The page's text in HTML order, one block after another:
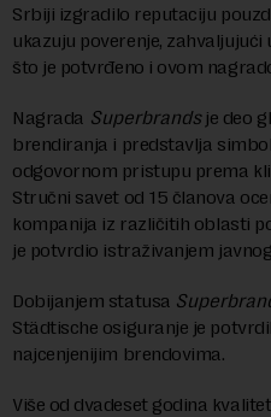
Srbiji izgradilo reputaciju
ukazuju poverenje,
što je potvrđeno i ovom
Nagrada Superbrandsje deo
brendiranja i predstavlja
odgovornom pristupu prema
Stručni savet od 15 članova
kompanija iz različitih oblasti
je potvrdio istraživanjem
Dobijanjem statusa
Städtische osiguranje je
najcenjenijim brendovima.
Više od dvadeset godina